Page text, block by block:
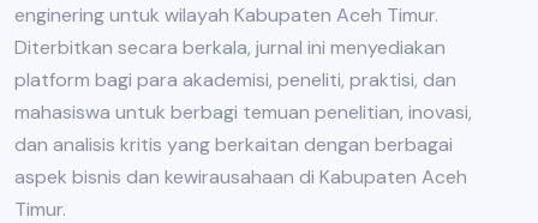
enginering untuk wilayah Kabupaten Aceh Timur.
Diterbitkan secara berkala, jurnal ini menyediakan
platform bagi para akademisi, peneliti, praktisi, dan
mahasiswa untuk berbagi temuan penelitian, inovasi,
dan analisis kritis yang berkaitan dengan berbagai
aspek bisnis dan kewirausahaan di Kabupaten Aceh
Timur.